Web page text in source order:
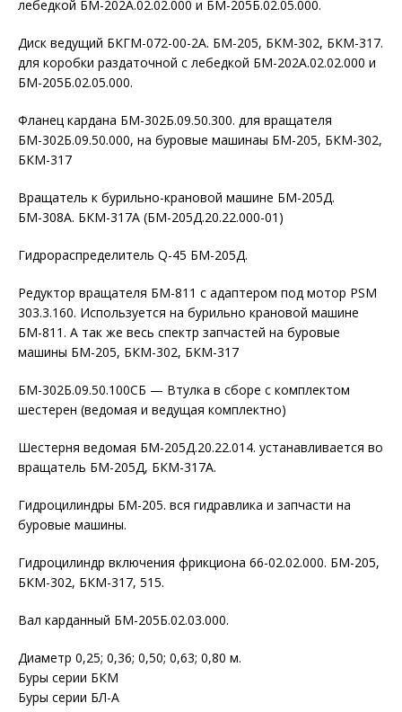
лебедкой БМ-202А.02.02.000 и БМ-205Б.02.05.000.
Диск ведущий БКГМ-072-00-2А. БМ-205, БКМ-302, БКМ-317.
для коробки раздаточной с лебедкой БМ-202А.02.02.000 и
БМ-205Б.02.05.000.
Фланец кардана БМ-302Б.09.50.300. для вращателя
БМ-302Б.09.50.000, на буровые машинаы БМ-205, БКМ-302,
БКМ-317
Вращатель к бурильно-крановой машине БМ-205Д.
БМ-308А. БКМ-317А (БМ-205Д.20.22.000-01)
Гидрораспределитель Q-45 БМ-205Д.
Редуктор вращателя БМ-811 с адаптером под мотор PSM
303.3.160. Используется на бурильно крановой машине
БМ-811. А так же весь спектр запчастей на буровые
машины БМ-205, БКМ-302, БКМ-317
БМ-302Б.09.50.100СБ — Втулка в сборе с комплектом
шестерен (ведомая и ведущая комплектно)
Шестерня ведомая БМ-205Д.20.22.014. устанавливается во
вращатель БМ-205Д, БКМ-317А.
Гидроцилиндры БМ-205. вся гидравлика и запчасти на
буровые машины.
Гидроцилиндр включения фрикциона 66-02.02.000. БМ-205,
БКМ-302, БКМ-317, 515.
Вал карданный БМ-205Б.02.03.000.
Диаметр 0,25; 0,36; 0,50; 0,63; 0,80 м.
Буры серии БКМ
Буры серии БЛ-А